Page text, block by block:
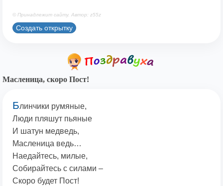
© Принадлежит сайту. Автор: z55z
Создать открытку
Масленица, скоро Пост!
Блинчики румяные,
Люди пляшут пьяные
И шатун медведь,
Масленица ведь…
Наедайтесь, милые,
Собирайтесь с силами –
Скоро будет Пост!